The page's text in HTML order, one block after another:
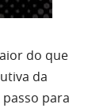
do que
da
para